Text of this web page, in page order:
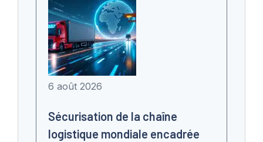
6 août 2026
Sécurisation de la chaîne
logistique mondiale encadrée